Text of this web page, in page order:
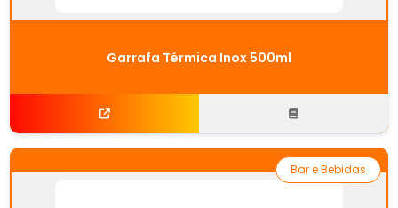
Garrafa Térmica Inox 500ml
Bar e Bebidas